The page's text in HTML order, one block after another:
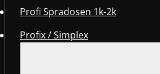
Profi Spradosen 1k-2k
Profix / Simplex